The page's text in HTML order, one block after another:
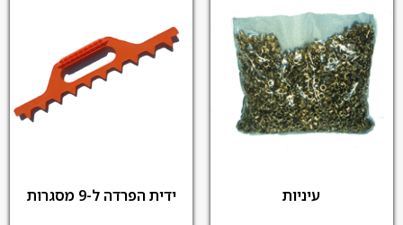
עיניות ידית הפרדה ל-9 מסגרות